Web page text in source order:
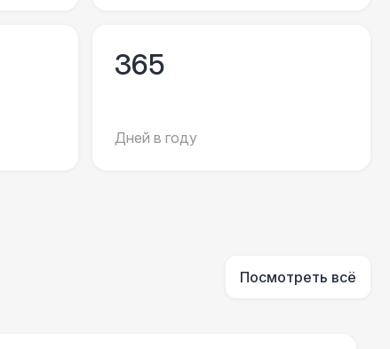
365
Дней в году
Посмотреть всё